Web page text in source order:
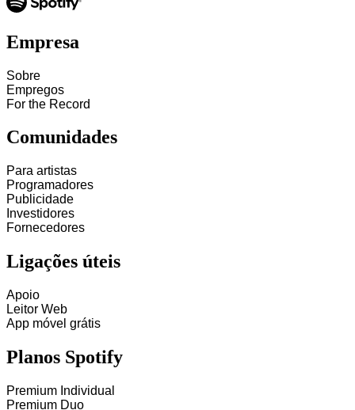
Empresa
Sobre
Empregos
For the Record
Comunidades
Para artistas
Programadores
Publicidade
Investidores
Fornecedores
Ligações úteis
Apoio
Leitor Web
App móvel grátis
Planos Spotify
Premium Individual
Premium Duo